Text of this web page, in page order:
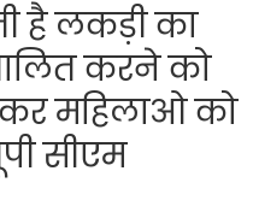
है लकड़ी का
करने को
महिलाओ को
सीएम